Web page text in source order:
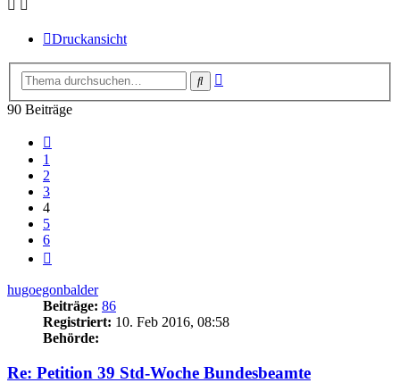
Druckansicht
Suche
90 Beiträge
1
2
3
4
5
6
hugoegonbalder
Beiträge: 86
Registriert: 10. Feb 2016, 08:58
Behörde:
Re: Petition 39 Std-Woche Bundesbeamte